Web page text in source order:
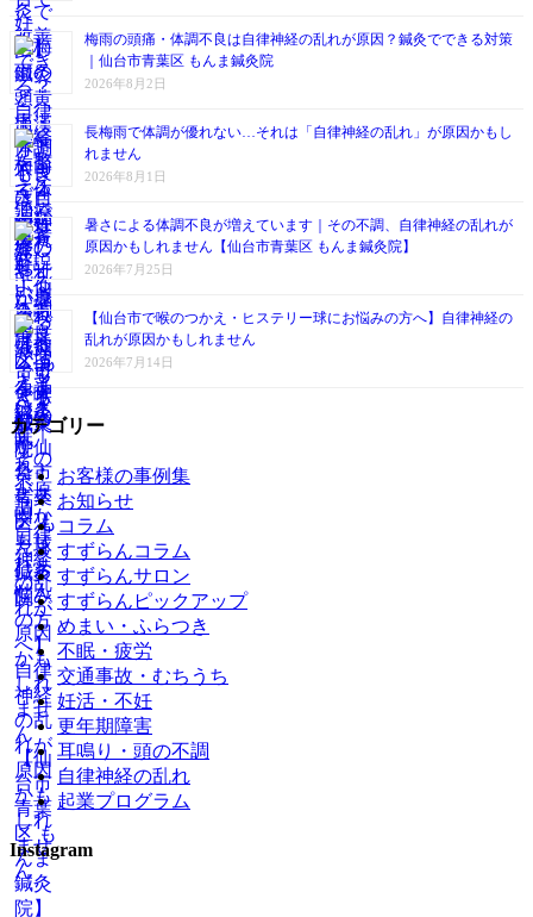
梅雨の頭痛・体調不良は自律神経の乱れが原因？鍼灸でできる対策
｜仙台市青葉区 もんま鍼灸院
2026年8月2日
長梅雨で体調が優れない…それは「自律神経の乱れ」が原因かもし
れません
2026年8月1日
暑さによる体調不良が増えています｜その不調、自律神経の乱れが
原因かもしれません【仙台市青葉区 もんま鍼灸院】
2026年7月25日
【仙台市で喉のつかえ・ヒステリー球にお悩みの方へ】自律神経の
乱れが原因かもしれません
2026年7月14日
カテゴリー
お客様の事例集
お知らせ
コラム
すずらんコラム
すずらんサロン
すずらんピックアップ
めまい・ふらつき
不眠・疲労
交通事故・むちうち
妊活・不妊
更年期障害
耳鳴り・頭の不調
自律神経の乱れ
起業プログラム
Instagram